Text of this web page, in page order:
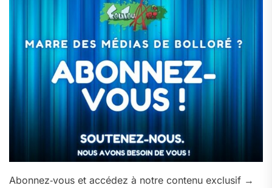
Abonnez‑vous et accédez à notre contenu exclusif →